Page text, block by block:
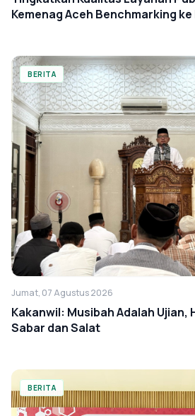
Kemenag Aceh Benchmarking
BERITA
Jumat, 07 Agustus 2026
Kakanwil: Musibah Adalah Ujian,
Sabar dan Salat
BERITA